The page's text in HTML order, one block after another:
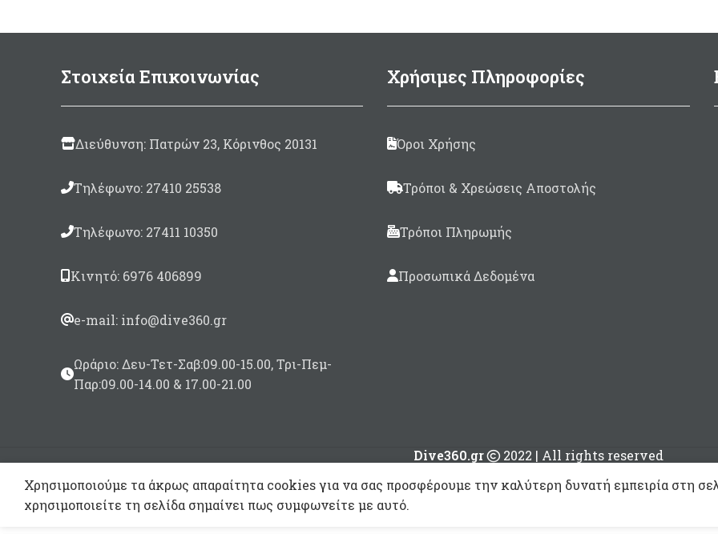
Μέχρι 5,5μέτρα
Διαστάσεις 120 x
- Διαστάσεις 145 x
Στοιχεία Επικοινωνίας
Διεύθυνση: Πατρών 23, Κόρινθος 20131
Τηλέφωνο: 27410 25538
Τηλέφωνο: 27411 10350
Κινητό: 6976 406899
e-mail: info@dive360.gr
Ωράριο: Δευ-Τετ-Σαβ:09.00-15.00, Τρι-Πεμ-
Παρ:09.00-14.00 & 17.00-21.00
Χρήσιμες Πληροφορίες
Όροι Χρήσης
Τρόποι & Χρεώσεις Αποστολής
Τρόποι Πληρωμής
Προσωπικά Δεδομένα
Dive360.gr
2022 | All rights reserved
Χρησιμοποιούμε τα άκρως απαραίτητα cookies για να σας προσφέρουμε την καλύτερη δυνατή εμπειρία στη
χρησιμοποιείτε τη σελίδα σημαίνει πως συμφωνείτε με αυτό.